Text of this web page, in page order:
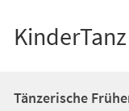
Tänzerische